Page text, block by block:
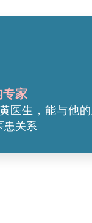
专家
医生，能与他
患关系